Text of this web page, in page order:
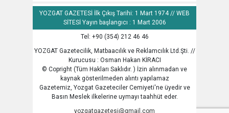
YOZGAT GAZETESİ İlk Çıkış Tarihi: 1 Mart 1974 // WEB
SİTESİ Yayın başlangıcı : 1 Mart 2006
Tel: +90 (354) 212 46 46
YOZGAT Gazetecilik, Matbaacılık ve Reklamcılık Ltd.Şti. //
Kurucusu : Osman Hakan KİRACI
© Copright (Tüm Hakları Saklıdır. ) İzin alınmadan ve
kaynak gösterilmeden alıntı yapılamaz
Gazetemiz, Yozgat Gazeteciler Cemiyeti'ne üyedir ve
Basın Meslek ilkelerine uymayı taahhüt eder.
yozgatgazetesi@gmail.com